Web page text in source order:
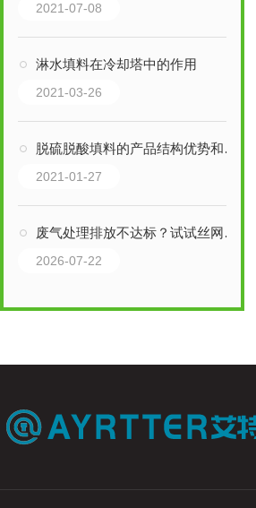
2021-07-08
淋水填料在冷却塔中的作用
2021-03-26
脱硫脱酸填料的产品结构优势和应用范围
2021-01-27
废气处理排放不达标？试试丝网除沫器，3-5μm雾滴全拦截
2026-07-22